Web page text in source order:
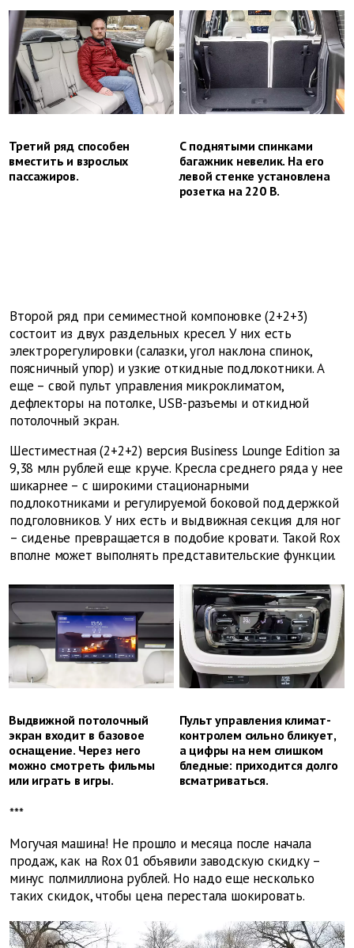
Третий ряд способен
вместить и взрослых
пассажиров.
С поднятыми спинками
багажник невелик. На его
левой стенке установлена
розетка на 220 В.
Второй ряд при семиместной компоновке (2+2+3)
состоит из двух раздельных кресел. У них есть
электрорегулировки (салазки, угол наклона спинок,
поясничный упор) и узкие откидные подлокотники. А
еще – свой пульт управления микроклиматом,
дефлекторы на потолке, USB-разъемы и откидной
потолочный экран.
Шестиместная (2+2+2) версия Business Lounge Edition за
9,38 млн рублей еще круче. Кресла среднего ряда у нее
шикарнее – с широкими стационарными
подлокотниками и регулируемой боковой поддержкой
подголовников. У них есть и выдвижная секция для ног
– сиденье превращается в подобие кровати. Такой Rox
вполне может выполнять представительские функции.
Выдвижной потолочный
экран входит в базовое
оснащение. Через него
можно смотреть фильмы
или играть в игры.
Пульт управления климат-
контролем сильно бликует,
а цифры на нем слишком
бледные: приходится долго
всматриваться.
***
Могучая машина! Не прошло и месяца после начала
продаж, как на Rox 01 объявили заводскую скидку –
минус полмиллиона рублей. Но надо еще несколько
таких скидок, чтобы цена перестала шокировать.